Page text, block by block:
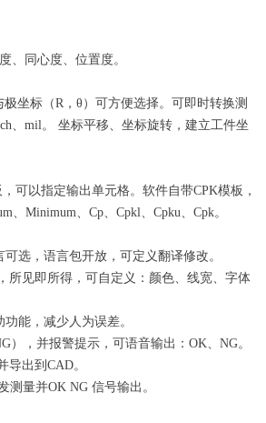
、同心度、位置度。
坐标（R，θ）可方便选择。可即时转换测
、mil。 坐标平移、坐标旋转，建立工件坐
可以指定输出单元格。软件自带CPK模板，
、Minimum、Cp、Cpkl、Cpku、Cpk。
选，语言包开放，可定义翻译修改。
所见即所得，可自定义：颜色、线宽、字体
能，减少人为误差。
），并报警提示，可语音输出：OK、NG。
导出到CAD。
测量并OK NG 信号输出。